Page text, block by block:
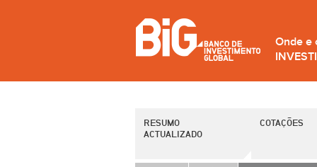
Onde e
RESUMO
ACTUALIZADO
COTAÇÕES